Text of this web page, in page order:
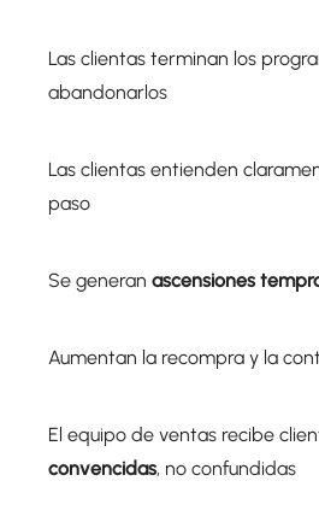
Las clientas terminan los
abandonarlos
Las clientas entienden
paso
Se generan ascensiones
Aumentan la recompra y la
El equipo de ventas recibe
convencidas, no confundidas